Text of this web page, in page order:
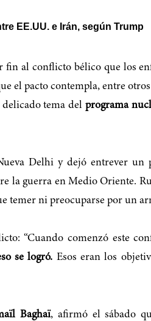
EE.UU. e Irán, según Trump
al conflicto bélico que los
el pacto contempla, entre
delicado tema delprograma
Delhi y dejó entrever un
la guerra en Medio Oriente.
temer ni preocuparse por un
“Cuando comenzó este
se logró. Esos eran los
Baghaï, afirmó el sábado